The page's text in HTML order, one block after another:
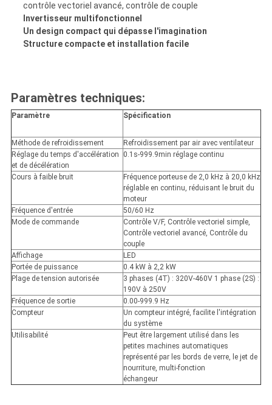
contrôle vectoriel avancé, contrôle de couple
Invertisseur multifonctionnel
Un design compact qui dépasse l'imagination
Structure compacte et installation facile
Paramètres techniques:
Paramètre Spécification
Méthode de refroidissement
Refroidissement par air avec ventilateur
Réglage du temps d'accélération
et de décélération
0.1s-999.9min réglage continu
Cours à faible bruit
Fréquence porteuse de 2,0 kHz à 20,0 kHz
réglable en continu, réduisant le bruit du
moteur
Fréquence d'entrée
50/60 Hz
Mode de commande
Contrôle V/F, Contrôle vectoriel simple,
Contrôle vectoriel avancé, Contrôle du
couple
Affichage
LED
Portée de puissance
0.4 kW à 2,2 kW
Plage de tension autorisée
3 phases (4T) : 320V-460V 1 phase (2S) :
190V à 250V
Fréquence de sortie
0.00-999.9 Hz
Compteur
Un compteur intégré, facilite l'intégration
du système
Utilisabilité
Peut être largement utilisé dans les
petites machines automatiques
représenté par les bords de verre, le jet de
nourriture, multi-fonction
échangeur